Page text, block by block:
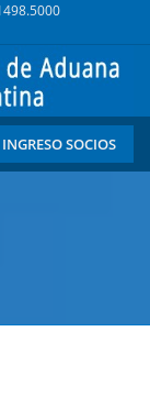
INGRESO SOCIOS